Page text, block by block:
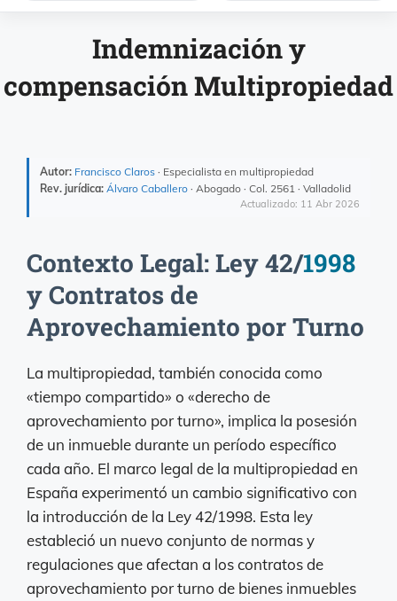
Indemnización y
compensación Multipropiedad
Autor: Francisco Claros · Especialista en multipropiedad
Rev. jurídica: Álvaro Caballero · Abogado · Col. 2561 · Valladolid
Actualizado: 11 Abr 2026
Contexto Legal: Ley 42/1998
y Contratos de
Aprovechamiento por Turno
La multipropiedad, también conocida como
«tiempo compartido» o «derecho de
aprovechamiento por turno», implica la posesión
de un inmueble durante un período específico
cada año. El marco legal de la multipropiedad en
España experimentó un cambio significativo con
la introducción de la Ley 42/1998. Esta ley
estableció un nuevo conjunto de normas y
regulaciones que afectan a los contratos de
aprovechamiento por turno de bienes inmuebles